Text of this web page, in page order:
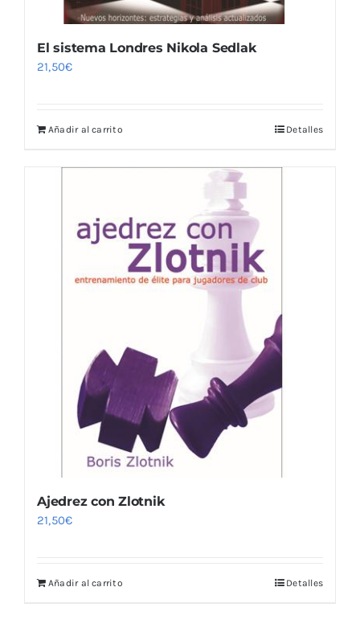
El sistema Londres Nikola Sedlak
21,50€
Añadir al carrito Detalles
Ajedrez con Zlotnik
21,50€
Añadir al carrito Detalles